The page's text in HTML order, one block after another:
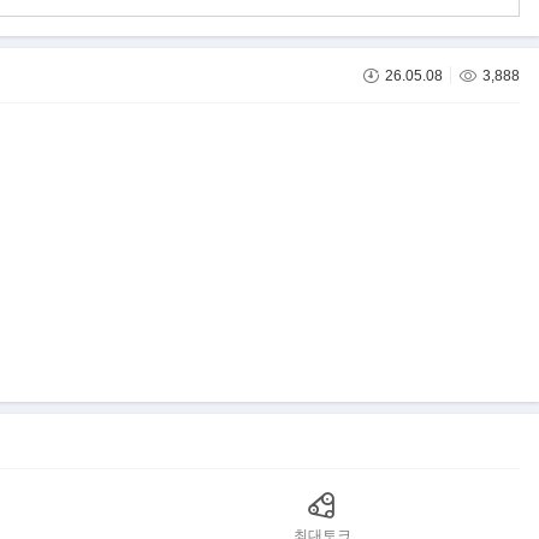
26.05.08 3,888
최대토크